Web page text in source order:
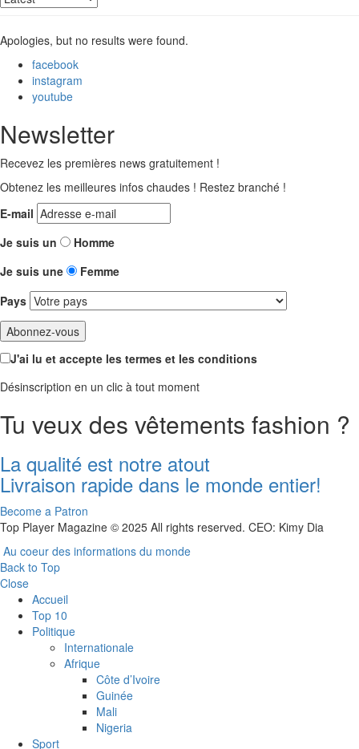
Apologies, but no results were found.
facebook
instagram
youtube
Newsletter
Recevez les premières news gratuitement !
Obtenez les meilleures infos chaudes ! Restez branché !
E-mail
Je suis un
Homme
Je suis une
Femme
Pays
J'ai lu et accepte les termes et les conditions
Désinscription en un clic à tout moment
Tu veux des vêtements fashion ?
La qualité est notre atout
Livraison rapide dans le monde entier!
Become a Patron
Top Player Magazine © 2025 All rights reserved. CEO: Kimy Dia
Au coeur des informations du monde
Back to Top
Close
Accueil
Top 10
Politique
Internationale
Afrique
Côte d’Ivoire
Guinée
Mali
Nigeria
Sport